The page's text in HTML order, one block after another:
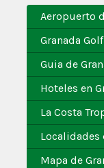
Aeropuerto
Granada Golf
Guia de
Hoteles en
La Costa
Localidades
Mapa de